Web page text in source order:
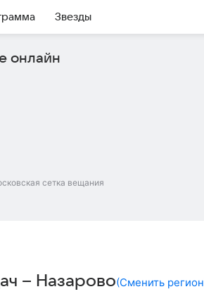
Звезды
онлайн
сетка вещания
– Назарово(Сменить регион